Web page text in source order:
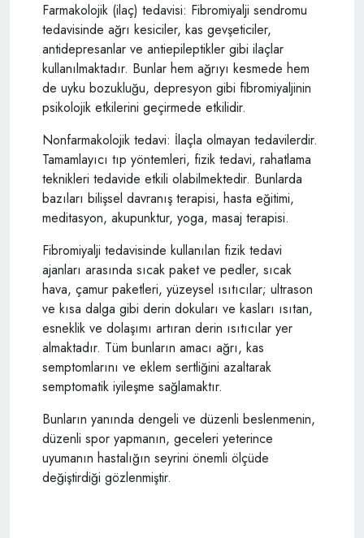
Farmakolojik (ilaç) tedavisi: Fibromiyalji sendromu
tedavisinde ağrı kesiciler, kas gevşeticiler,
antidepresanlar ve antiepileptikler gibi ilaçlar
kullanılmaktadır. Bunlar hem ağrıyı kesmede hem
de uyku bozukluğu, depresyon gibi fibromiyaljinin
psikolojik etkilerini geçirmede etkilidir.
Nonfarmakolojik tedavi: İlaçla olmayan tedavilerdir.
Tamamlayıcı tıp yöntemleri, fizik tedavi, rahatlama
teknikleri tedavide etkili olabilmektedir. Bunlarda
bazıları bilişsel davranış terapisi, hasta eğitimi,
meditasyon, akupunktur, yoga, masaj terapisi.
Fibromiyalji tedavisinde kullanılan fizik tedavi
ajanları arasında sıcak paket ve pedler, sıcak
hava, çamur paketleri, yüzeysel ısıtıcılar; ultrason
ve kısa dalga gibi derin dokuları ve kasları ısıtan,
esneklik ve dolaşımı artıran derin ısıtıcılar yer
almaktadır. Tüm bunların amacı ağrı, kas
semptomlarını ve eklem sertliğini azaltarak
semptomatik iyileşme sağlamaktır.
Bunların yanında dengeli ve düzenli beslenmenin,
düzenli spor yapmanın, geceleri yeterince
uyumanın hastalığın seyrini önemli ölçüde
değiştirdiği gözlenmiştir.